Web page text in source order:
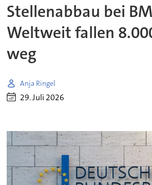
Stellenabbau bei
Weltweit fallen
weg
Anja Ringel
29. Juli 2026